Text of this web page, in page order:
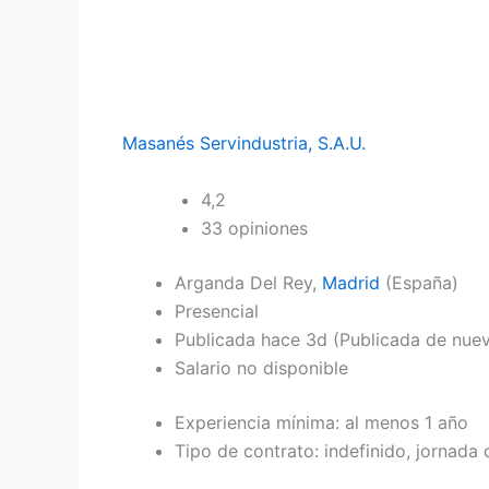
Masanés Servindustria, S.A.U.
4,2
33 opiniones
Arganda Del Rey, Madrid (España)
Presencial
Publicada hace 3d (Publicada de
Salario no disponible
Experiencia mínima: al menos 1 año
Tipo de contrato: indefinido, jornada